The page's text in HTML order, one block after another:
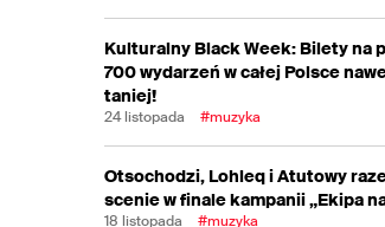
Kulturalny Black Week: Bilety na
700 wydarzeń w całej Polsce
taniej!
24 listopada #muzyka
Otsochodzi, Lohleq i Atutowy
scenie w finale kampanii „Ekipa
18 listopada #muzyka